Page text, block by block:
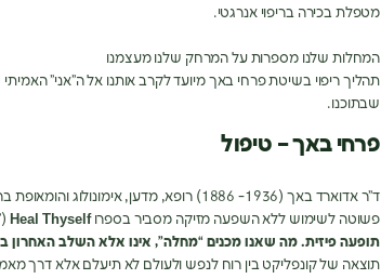
מטפלת בכירה בריפוי אנרגטי.
המחלות שלנו מספרות על המרחק שלנו מעצמנו
תהליך ריפוי בשיטת פרחי באך מיועד לקרב אותנו אל ה”אני”
שבתוכנו.
פרחי באך – טיפול
ד”ר אדוארד באך (1936- 1886) רופא, מדען,
פשוטה לשימוש ללא השפעה מזיקה מסביר בספרוHeal Thyself
תופעה פיזית. מה שאנו מכנים “מחלה”, אינו אלא השלב האחרון
תוצאה של קונפליקט בין רוח לנפש ולעולם לא תיעלם אלא דרך